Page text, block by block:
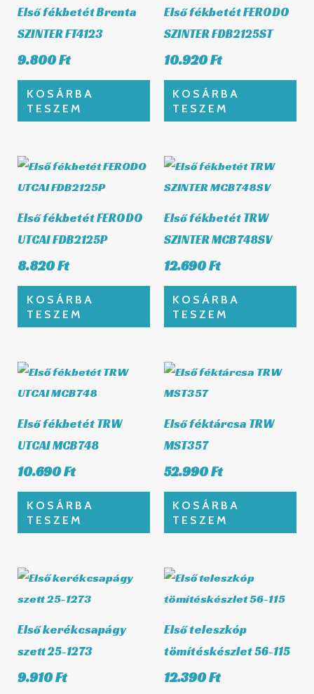
Első fékbetét Brenta
SZINTER FT4123
9.800Ft
KOSÁRBA
TESZEM
Első fékbetét FERODO
SZINTER FDB2125ST
10.920Ft
KOSÁRBA
TESZEM
Első fékbetét FERODO
UTCAI FDB2125P
8.820Ft
KOSÁRBA
TESZEM
Első fékbetét TRW
SZINTER MCB748SV
12.690Ft
KOSÁRBA
TESZEM
Első fékbetét TRW
UTCAI MCB748
10.690Ft
KOSÁRBA
TESZEM
Első féktárcsa TRW
MST357
52.990Ft
KOSÁRBA
TESZEM
Első kerékcsapágy
szett 25-1273
9.910Ft
Első teleszkóp
tömítéskészlet 56-115
12.390Ft